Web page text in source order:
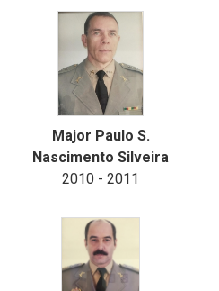
Major Paulo S.
Nascimento Silveira
2010 - 2011